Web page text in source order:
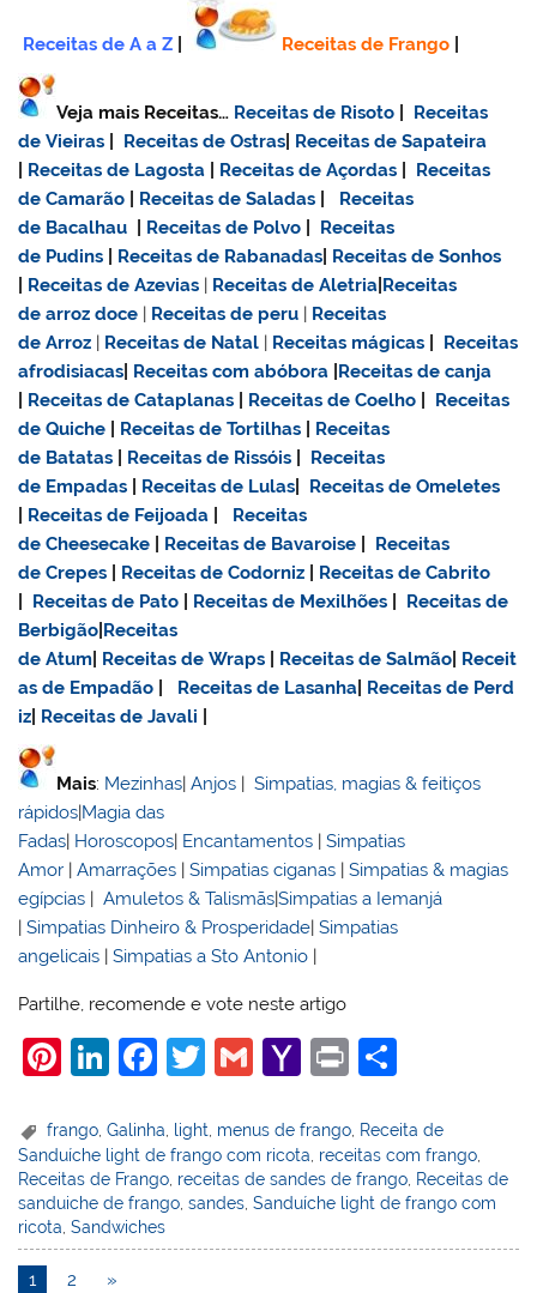
Receitas de A a Z Receitas de Frango
Veja mais Receitas… Receitas de Risoto
Receitas
de Vieiras
Receitas de Ostras Receitas de Sapateira
Receitas de Lagosta Receitas de Açordas
Receitas
de Camarão
Receitas de Saladas
Receitas
de Bacalhau
Receitas de Polvo
Receitas
de Pudins
Receitas de Rabanadas Receitas de Sonhos
Receitas de Azevias | Receitas de Aletria Receitas
dearroz doce | Receitas de peru | Receitas
de Arroz | Receitas de Natal | Receitas mágicas
Receitas
afrodisiacas Receitas com abóbora Receitas de canja
Receitas de Cataplanas Receitas de Coelho
Receitas
de Quiche
Receitas de Tortilhas
Receitas
de Batatas
Receitas de Rissóis
Receitas
de Empadas
Receitas de Lulas
Receitas de Omeletes
Receitas de Feijoada
Receitas
de Cheesecake
Receitas de Bavaroise
Receitas
de Crepes
Receitas de Codorniz
Receitas de Cabrito
Receitas de Pato Receitas de Mexilhões
Receitas de
Berbigão Receitas
de Atum Receitas de Wraps Receitas de Salmão Receit
as de Empadão
Receitas de Lasanha Receitas de Perd
iz Receitas de Javali
Mais: Mezinhas|Anjos |Simpatias, magias & feitiços
rápidos|Magia das
Fadas| Horoscopos| Encantamentos |Simpatias
Amor |Amarrações |Simpatias ciganas |Simpatias & magias
egípcias |Amuletos & Talismãs|Simpatias a Iemanjá
|Simpatias Dinheiro & Prosperidade|Simpatias
angelicais |Simpatias a Sto Antonio |
Partilhe, recomende e vote neste artigo
Pi
er
e
st
Li
k
e
dI
n
F
c
e
b
o
T
itt
er
G
ai
l
Y
h
o
o
M
Pr
t
ar
e
frango ,Galinha light menus de frango Receita de
Sanduíche light de frango com ricota, receitas com frango,
Receitas de Frango, receitas de sandes de frango, Receitas de
sanduiche de frango,sandes,Sanduíche light de frango com
ricota,Sandwiches
1 2 »